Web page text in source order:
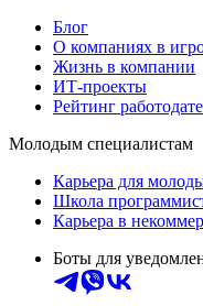
Блог
О компаниях в
Жизнь в компании
ИТ-проекты
Рейтинг
Молодым специалистам
Карьера для
Школа
Карьера в
Боты для